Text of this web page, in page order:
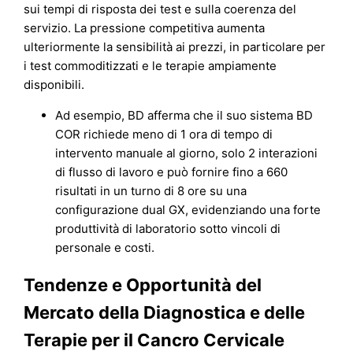
sui tempi di risposta dei test e sulla coerenza del
servizio. La pressione competitiva aumenta
ulteriormente la sensibilità ai prezzi, in particolare per
i test commoditizzati e le terapie ampiamente
disponibili.
Ad esempio, BD afferma che il suo sistema BD
COR richiede meno di 1 ora di tempo di
intervento manuale al giorno, solo 2 interazioni
di flusso di lavoro e può fornire fino a 660
risultati in un turno di 8 ore su una
configurazione dual GX, evidenziando una forte
produttività di laboratorio sotto vincoli di
personale e costi.
Tendenze e Opportunità del
Mercato della Diagnostica e delle
Terapie per il Cancro Cervicale